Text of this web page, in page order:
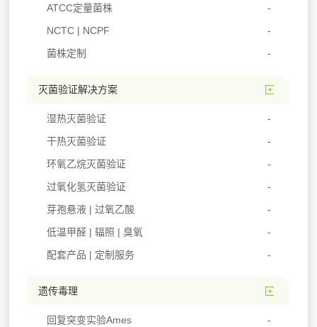
ATCC定量菌株
NCTC | NCPF
菌株定制
灭菌验证解决方案
湿热灭菌验证
干热灭菌验证
环氧乙烷灭菌验证
过氧化氢灭菌验证
芽孢悬液 | 过氧乙酸
低温甲醛 | 辐照 | 臭氧
配套产品 | 定制服务
遗传毒理
回复突变实验Ames